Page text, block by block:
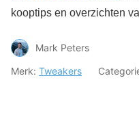
kooptips en overzichten
Mark Peters
Merk: Tweakers